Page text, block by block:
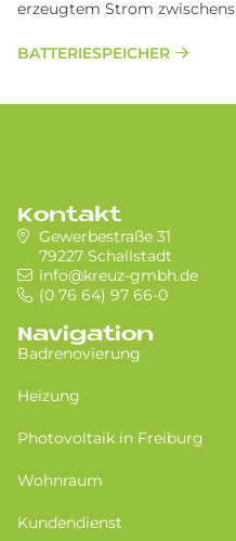
erzeugtem Strom
BATTERIESPEICHER
Kontakt
Gewerbestraße 31
79227 Schallstadt
info@kreuz-gmbh.de
(0 76 64) 97 66-0
Navigation
Badrenovierung
Heizung
Photovoltaik in Freiburg
Wohnraum
Kundendienst